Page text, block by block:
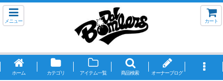
メニュー カート
ホーム カテゴリ アイテム一覧 商品検索 オーナーブログ